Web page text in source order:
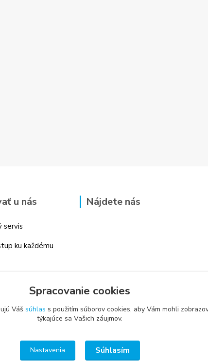
u nás
servis
ku každému
Nájdete nás
Spracovanie cookies
Váš súhlas s použitím súborov cookies, aby Vám mohli
týkajúce sa Vašich záujmov.
Nastavenia Súhlasím